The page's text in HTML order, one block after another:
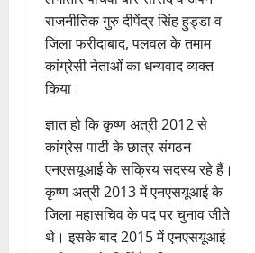
राजनीतिक गुरु दीपेंद्र सिंह हुड्डा व
जिला फरीदाबाद, पलवल के तमाम
कांग्रेसी नेताओं का धन्यवाद व्यक्त
किया।
ज्ञात हो कि कृष्ण अत्री 2012 से
कांग्रेस पार्टी के छात्र संगठन
एनएसयूआई के सक्रिय सदस्य रहे हैं।
कृष्ण अत्री 2013 में एनएसयूआई के
जिला महासचिव के पद पर चुनाव जीते
थे। इसके बाद 2015 में एनएसयूआई